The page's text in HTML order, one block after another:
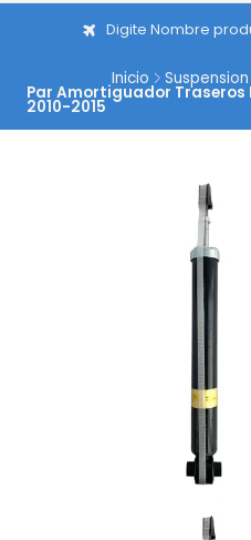
Digite Nombre
Inicio Suspension
Par Amortiguador Traseros
2010-2015